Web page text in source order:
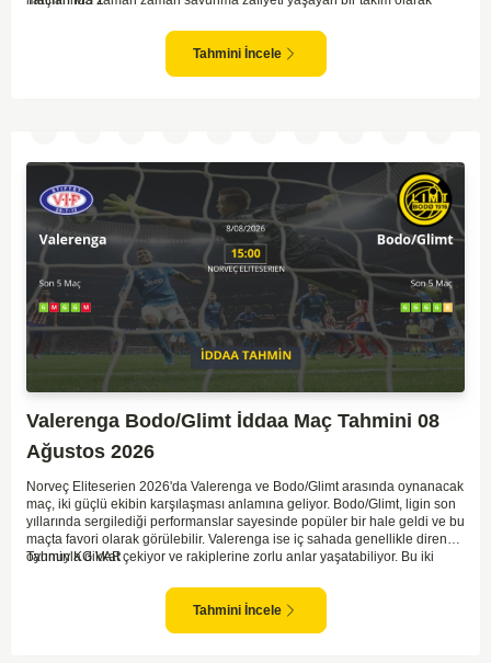
yapıyor. Sarpsborg'un ise sürpriz yapabilme potansiyeli olsa da,
genellikle güçlü rakipler karşısında tutunmakta zorlandıkları biliniyor. Bu
doğrultuda, Viking'in galibiyete yakın olabileceği bir maç beklenebilir.
Tahmini İncele
Valerenga Bodo/Glimt İddaa Maç Tahmini 08
Ağustos 2026
Norveç Eliteserien 2026'da Valerenga ve Bodo/Glimt arasında oynanacak
maç, iki güçlü ekibin karşılaşması anlamına geliyor. Bodo/Glimt, ligin son
yıllarında sergilediği performanslar sayesinde popüler bir hale geldi ve bu
maçta favori olarak görülebilir. Valerenga ise iç sahada genellikle dirençli
oyunuyla dikkat çekiyor ve rakiplerine zorlu anlar yaşatabiliyor. Bu iki
karşılaşmalara tanık olabiliyoruz. Taraftar desteğini arkasına alarak
sahasında etkili performans sergileyen Valerenga, Bodo/Glimt karşısında
gol bulmakta zorlanmayabilir. Aynı şekilde, Bodo/Glimt'in de hücum gücü
Tahmin KG VAR
Tahmini İncele